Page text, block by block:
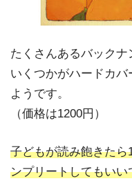
たくさんあるバックナ
いくつかがハードカ
ようです。
（価格は1200円）
子どもが読み飽きた
ンプリートしてもいい